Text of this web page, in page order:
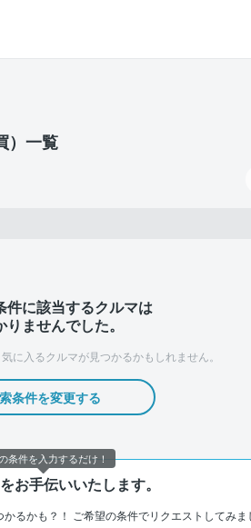
）一覧
件に該当するクルマは
りませんでした。
気に入るクルマが見つかるかもしれません。
条件を変更する
お手伝いいたします。
るかも？！ ご希望の条件でリクエストしてみま
条件を入力するだけ！